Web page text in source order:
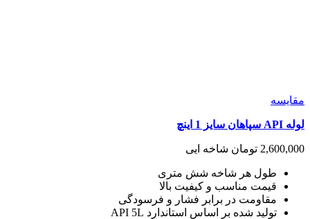
مقايسه
لوله API سپاهان سایز 1 اینچ
2,600,000 تومان شاخه ایی
طول هر شاخه شش متری
قیمت مناسب و کیفیت بالا
مقاومت در برابر فشار و فرسودگی
تولید شده بر اساس استاندارد API 5L